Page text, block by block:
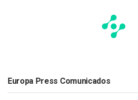
Europa Press Comunicados